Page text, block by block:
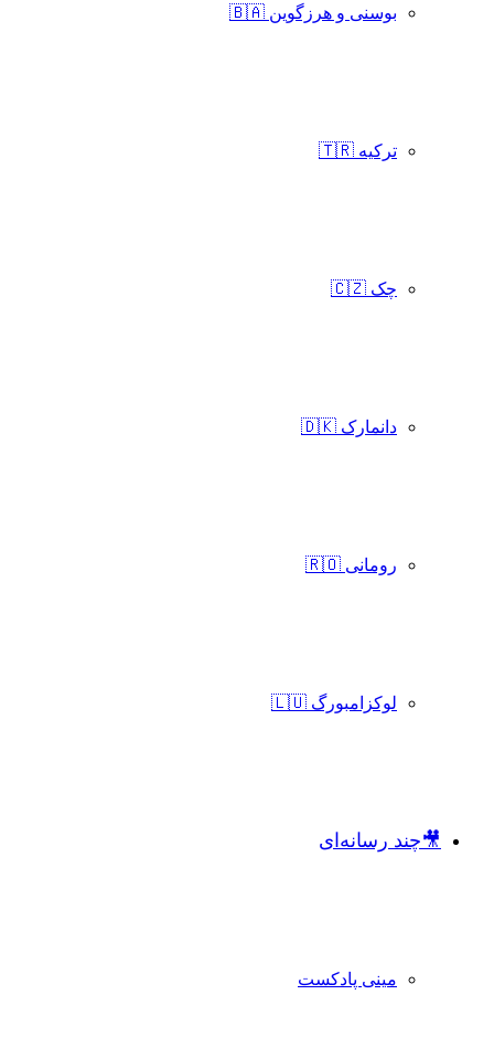
بوسنی و هرزگوین 🇧🇦
ترکیه 🇹🇷
چک 🇨🇿
دانمارک 🇩🇰
رومانی 🇷🇴
لوکزامبورگ 🇱🇺
🎥چند رسانه‌ای
مینی پادکست